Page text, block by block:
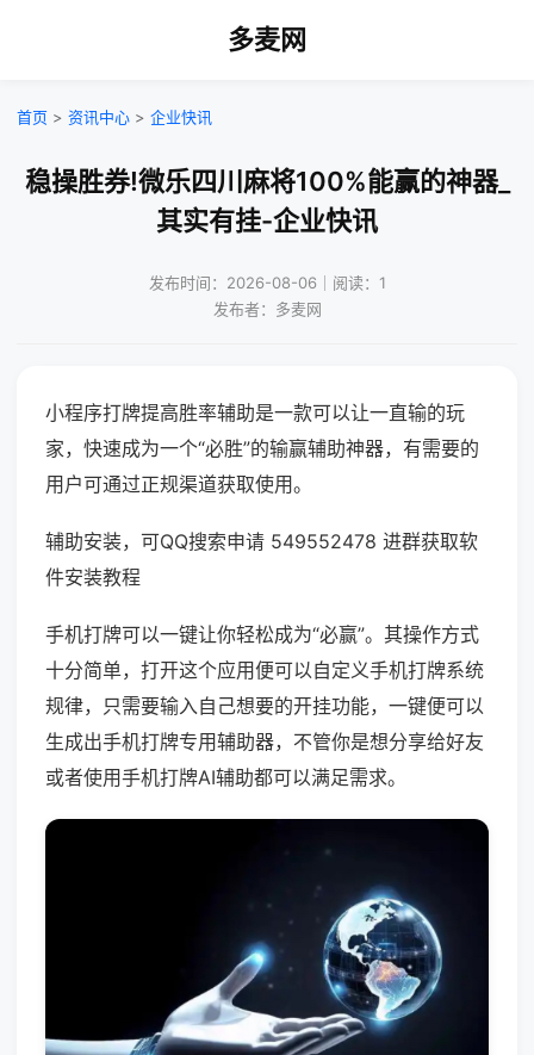
多麦网
首页 > 资讯中心 > 企业快讯
稳操胜券!微乐四川麻将100%能赢的神器_
其实有挂-企业快讯
发布时间：2026-08-06｜阅读：1
发布者：多麦网
小程序打牌提高胜率辅助是一款可以让一直输的玩
家，快速成为一个“必胜”的输赢辅助神器，有需要的
用户可通过正规渠道获取使用。
辅助安装，可QQ搜索申请 549552478 进群获取软
件安装教程
手机打牌可以一键让你轻松成为“必赢”。其操作方式
十分简单，打开这个应用便可以自定义手机打牌系统
规律，只需要输入自己想要的开挂功能，一键便可以
生成出手机打牌专用辅助器，不管你是想分享给好友
或者使用手机打牌AI辅助都可以满足需求。